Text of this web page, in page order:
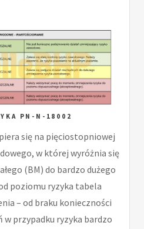
PN-N-18002
się na pięciostopniowej
w której wyróżnia się
(BM) do bardzo dużego
poziomu ryzyka tabela
– od braku konieczności
w przypadku ryzyka bardzo